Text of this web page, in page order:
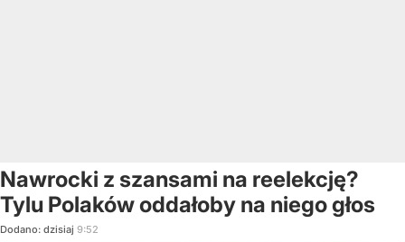
Nawrocki z szansami na reelekcję?
Tylu Polaków oddałoby na niego głos
Dodano: dzisiaj 9:52